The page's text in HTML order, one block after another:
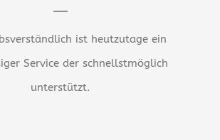
ist heutzutage ein
Service der schnellstmöglich
unterstützt.